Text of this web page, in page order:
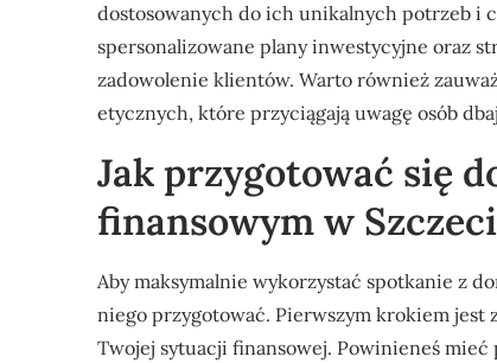
dostosowanych do ich unikalnych potrzeb i
spersonalizowane plany inwestycyjne oraz
zadowolenie klientów. Warto również
etycznych, które przyciągają uwagę osób
Jak przygotować się
finansowym w
Aby maksymalnie wykorzystać spotkanie z
niego przygotować. Pierwszym krokiem
Twojej sytuacji finansowej. Powinieneś